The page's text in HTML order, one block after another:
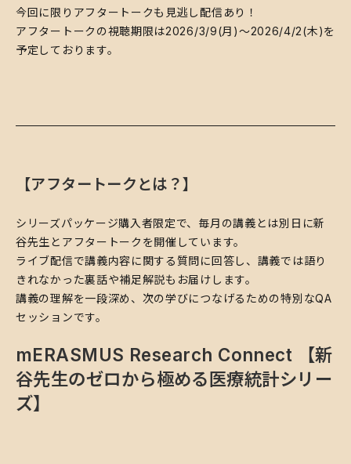
​今回に限りアフタートークも見逃し配信あり！
アフタートークの視聴期限は2026/3/9(月)～2026/4/2(木)を
予定しております。
​【アフタートークとは？】
​シリーズパッケージ購入者限定で、毎月の講義とは別日に新
谷先生とアフタートークを開催しています。
ライブ配信で講義内容に関する質問に回答し、講義では語り
きれなかった裏話や補足解説もお届けします。
講義の理解を一段深め、次の学びにつなげるための特別なQA
セッションです。
mERASMUS Research Connect 【新
谷先生のゼロから極める医療統計シリー
ズ】